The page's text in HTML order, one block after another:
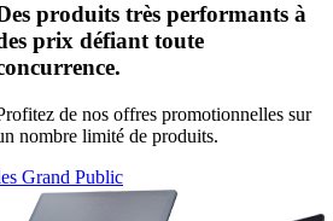
produits très performants à
prix défiant toute
de nos offres promotionnelles sur
nombre limité de produits.
Grand Public